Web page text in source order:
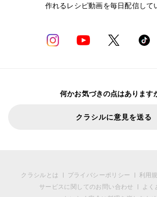
作れるレシピ動画を毎日配信して
何かお気づきの点はあります
クラシルに意見を送る
クラシルとは プライバシーポリシー 利用
サービスに関してのお問い合わせ
よく